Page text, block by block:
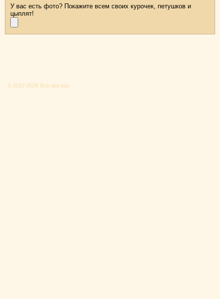
У вас есть фото? Покажите всем своих курочек, петушков и
цыплят!
© 2012-2026 Все про кур